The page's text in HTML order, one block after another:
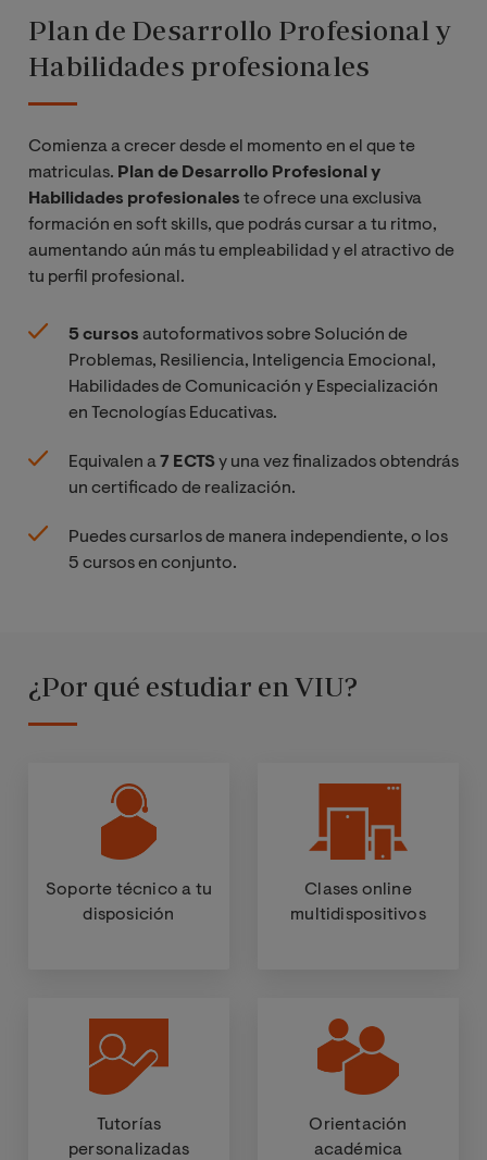
Plan de Desarrollo Profesional y
Habilidades profesionales
Comienza a crecer desde el momento en el que te
matriculas. Plan de Desarrollo Profesional y
Habilidades profesionales te ofrece una exclusiva
formación en soft skills, que podrás cursar a tu ritmo,
aumentando aún más tu empleabilidad y el atractivo de
tu perfil profesional.
5 cursos autoformativos sobre Solución de
Problemas, Resiliencia, Inteligencia Emocional,
Habilidades de Comunicación y Especialización
en Tecnologías Educativas.
Equivalen a7 ECTSy una vez finalizados obtendrás
un certificado de realización.
Puedes cursarlos de manera independiente, o los
5 cursos en conjunto.
¿Por qué estudiar en VIU?
Soporte técnico a tu
disposición
Clases online
multidispositivos
Tutorías
personalizadas
Orientación
académica